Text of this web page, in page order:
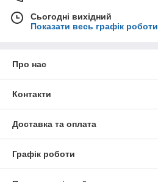
Сьогодні вихідний
Показати весь графік роботи
Про нас
Контакти
Доставка та оплата
Графік роботи